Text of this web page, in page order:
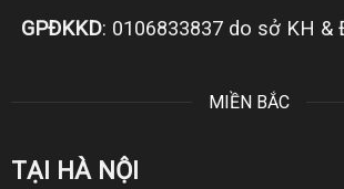
GPĐKKD: 0106833837 do sở KH &
MIỀN BẮC
TẠI HÀ NỘI